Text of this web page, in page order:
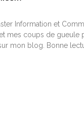
Information et
mes coups de gueule
mon blog. Bonne